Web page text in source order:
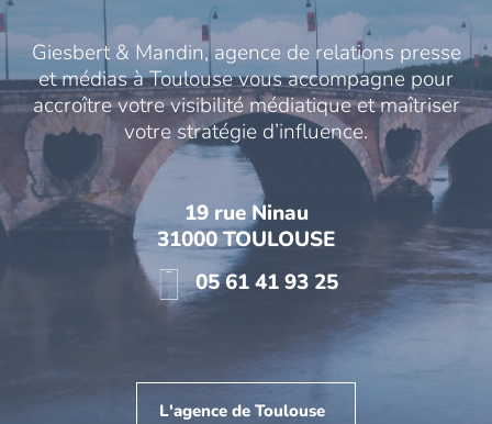
Giesbert & Mandin, agence de relations presse
et médias à Toulouse vous accompagne pour
accroître votre visibilité médiatique et maîtriser
votre stratégie d’influence.
19 rue Ninau
31000 TOULOUSE
05 61 41 93 25
L'agence de Toulouse